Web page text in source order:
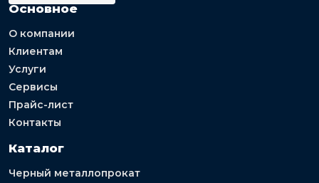
Основное
О компании
Клиентам
Услуги
Сервисы
Прайс-лист
Контакты
Каталог
Черный металлопрокат